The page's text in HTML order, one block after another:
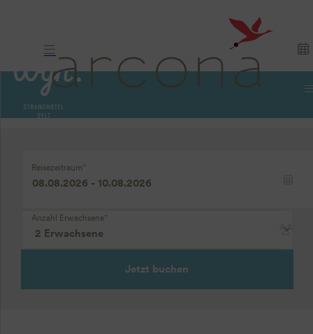
Insel. Nordsee.
Westerland.
Reisezeitraum*
Anzahl Erwachsene*
Jetzt buchen